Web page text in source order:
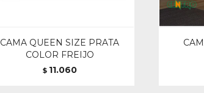
CAMA QUEEN SIZE PRATA
COLOR FREIJO
$ 11.060